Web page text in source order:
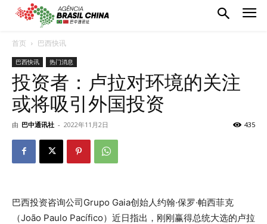
首页 巴西快讯
巴西快讯 热门消息
投资者：卢拉对环境的关注
或将吸引外国投资
由 巴中通讯社 - 2022年11月2日 435
巴西投资咨询公司Grupo Gaia创始人约翰·保罗·帕西菲克
（João Paulo Pacífico）近日指出，刚刚赢得总统大选的卢拉